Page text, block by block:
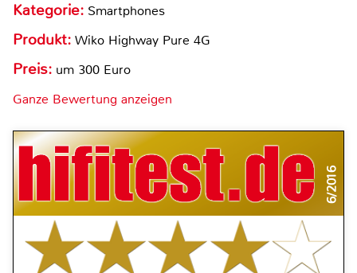
Kategorie: Smartphones
Produkt: Wiko Highway Pure 4G
Preis: um 300 Euro
Ganze Bewertung anzeigen
6/2016